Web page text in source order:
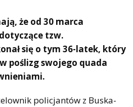
że od 30 marca
tzw.
się o tym 36-latek, który
poślizg swojego quada
policjantów z Buska-